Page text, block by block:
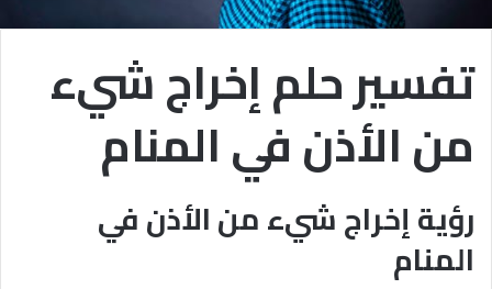
تفسير حلم إخراج شيء
من الأذن في المنام
رؤية إخراج شيء من الأذن في
المنام